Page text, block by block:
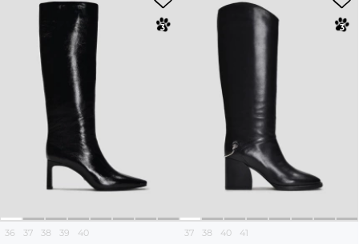
36 37 38 39 40 37 38 40 41